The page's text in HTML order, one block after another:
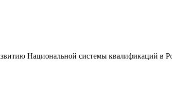
Национальной системы квалификаций в